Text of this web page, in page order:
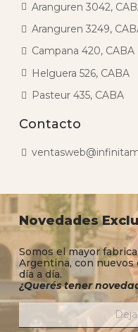
Aranguren 3042,
Aranguren 3249,
Campana 420, CABA
Helguera 526, CABA
Pasteur 435, CABA
Contacto
Novedades
Somos el mayor
Argentina, con
día a día.
¿Querés tener